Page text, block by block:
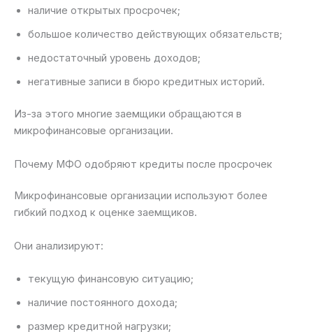
наличие открытых просрочек;
большое количество действующих обязательств;
недостаточный уровень доходов;
негативные записи в бюро кредитных историй.
Из-за этого многие заемщики обращаются в
микрофинансовые организации.
Почему МФО одобряют кредиты после просрочек
Микрофинансовые организации используют более
гибкий подход к оценке заемщиков.
Они анализируют:
текущую финансовую ситуацию;
наличие постоянного дохода;
размер кредитной нагрузки;